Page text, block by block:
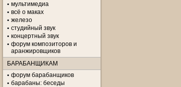
мультимедиа
всё о маках
железо
студийный звук
концертный звук
форум композиторов и
аранжировщиков
БАРАБАНЩИКАМ
форум барабанщиков
барабаны: беседы